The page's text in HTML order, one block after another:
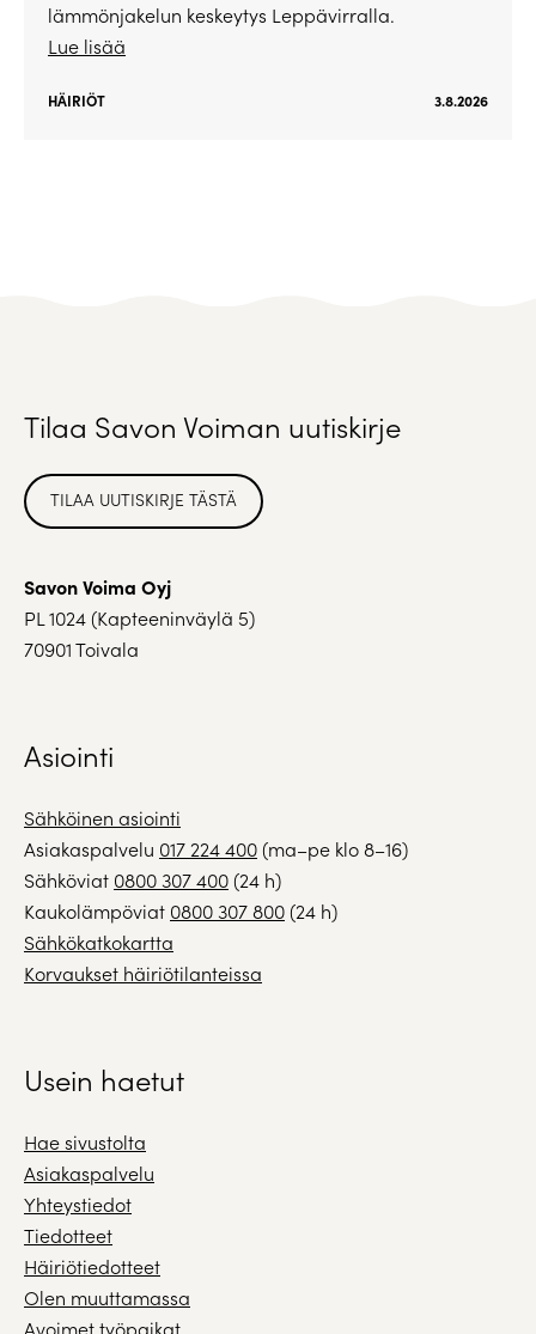
lämmönjakelun keskeytys Leppävirralla.
Lue lisää
HÄIRIÖT 3.8.2026
Tilaa Savon Voiman uutiskirje
TILAA UUTISKIRJE TÄSTÄ
Savon Voima Oyj
PL 1024 (Kapteeninväylä 5)
70901 Toivala
Asiointi
Sähköinen asiointi
Asiakaspalvelu 017 224 400(ma–pe klo 8–16)
Sähköviat 0800 307 400(24 h)
Kaukolämpöviat 0800 307 800(24 h)
Sähkökatkokartta
Korvaukset häiriötilanteissa
Usein haetut
Hae sivustolta
Asiakaspalvelu
Yhteystiedot
Tiedotteet
Häiriötiedotteet
Olen muuttamassa
Avoimet työpaikat